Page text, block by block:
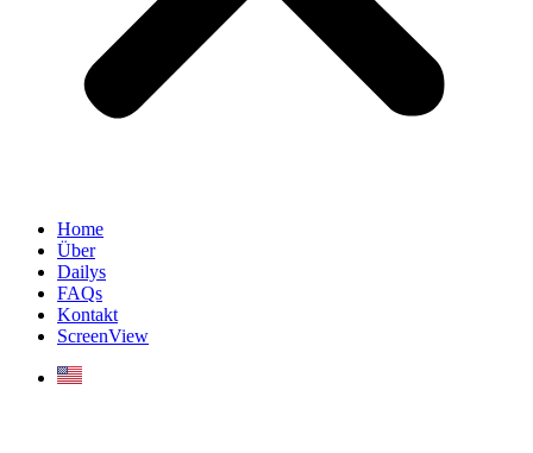
Home
Über
Dailys
FAQs
Kontakt
ScreenView